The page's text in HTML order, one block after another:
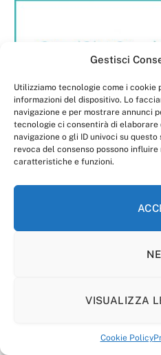
Gestisci
Utilizziamo tecnologie come i cookie
informazioni del dispositivo. Lo
navigazione e per mostrare annunci
tecnologie ci consentirà di
navigazione o gli ID univoci su
revoca del consenso possono
caratteristiche e funzioni.
VISUALIZZA
Cookie Policy